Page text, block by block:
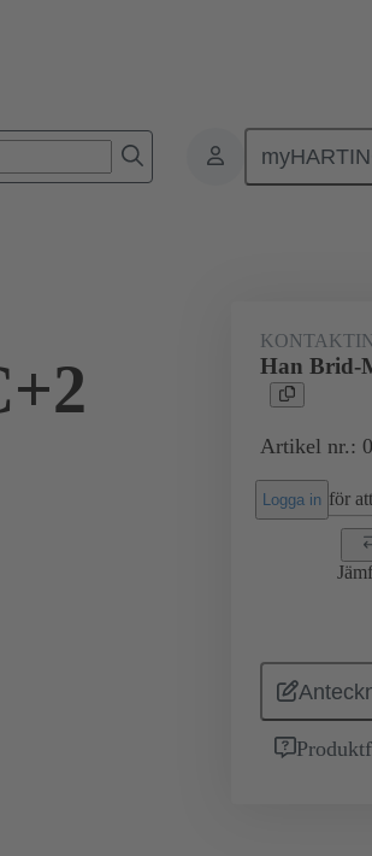
Monoblock kontaktinsatser
Han Brid-
Artikel nr.:
Logga in för